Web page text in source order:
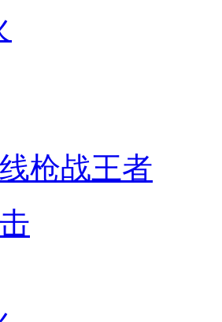
枪战王者